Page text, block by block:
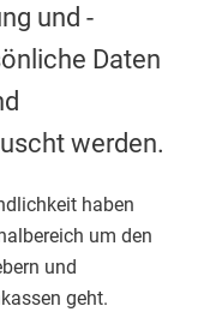
und -
Daten
werden.
haben
um den
und
geht.